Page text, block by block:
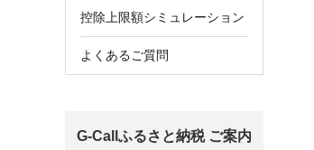
ドリンク
定期便
\500,001～1,000,000
山形県
控除上限額シミュレーション
よくあるご質問
G-Callふるさと納税 ご案内